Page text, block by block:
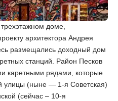
доме,
архитектора Андрея
размещались доходный дом
станций. Район Песков
каретными рядами, которые
улицы (ныне — 1-я Советская)
(сейчас – 10-я